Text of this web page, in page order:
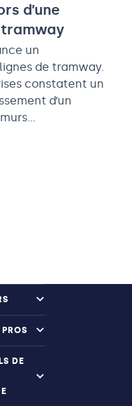
d’une
tramway
un
de tramway.
constatent un
d’un
DE